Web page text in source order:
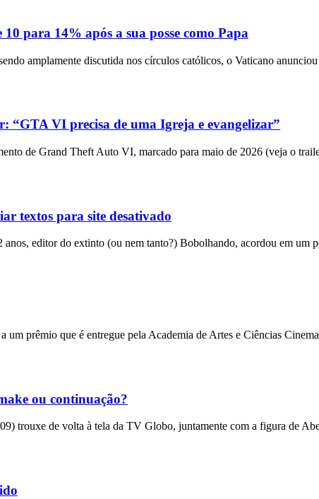
para 14% após a sua posse como Papa
amplamente discutida nos círculos católicos, o Vaticano
“GTA VI precisa de uma Igreja e evangelizar”
de Grand Theft Auto VI, marcado para maio de 2026 (veja o
textos para site desativado
editor do extinto (ou nem tanto?) Bobolhando, acordou em um
um prêmio que é entregue pela Academia de Artes e Ciências
ou continuação?
trouxe de volta à tela da TV Globo, juntamente com a figura de